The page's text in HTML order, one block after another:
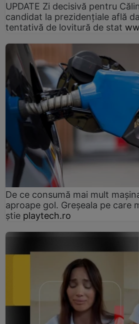
UPDATE Zi decisivă pentru
candidat la prezidențiale află
tentativă de lovitură de stat
De ce consumă mai mult
aproape gol. Greșeala pe care
știe playtech.ro